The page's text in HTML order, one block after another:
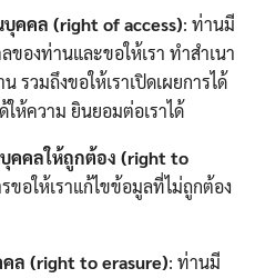
คคล (right of access): ท่านมี
องท่านและขอให้เรา ทำสำเนา
วมถึงขอให้เราเปิดเผยการได้
ห้ความ ยินยอมต่อเราได้
คคลให้ถูกต้อง (right to
ขอให้เราแก้ไขข้อมูลที่ไม่ถูกต้อง
ล (right to erasure): ท่านมี